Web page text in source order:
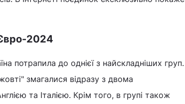
2024
потрапила до однієї з найскладніших груп.
змагалися відразу з двома
та Італією. Крім того, в групі також